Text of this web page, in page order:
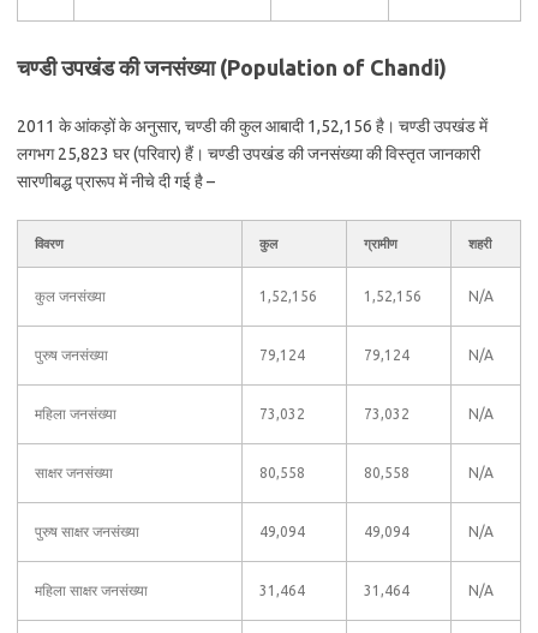
चण्डी उपखंड की जनसंख्या (Population of Chandi)
2011 के आंकड़ों के अनुसार, चण्डी की कुल आबादी 1,52,156 है। चण्डी उपखंड में
लगभग 25,823 घर (परिवार) हैं। चण्डी उपखंड की जनसंख्या की विस्तृत जानकारी
सारणीबद्ध प्रारूप में नीचे दी गई है –
विवरण कुल ग्रामीण शहरी
कुल जनसंख्या 1,52,156 1,52,156 N/A
पुरुष जनसंख्या 79,124 79,124 N/A
महिला जनसंख्या 73,032 73,032 N/A
साक्षर जनसंख्या 80,558 80,558 N/A
पुरुष साक्षर जनसंख्या 49,094 49,094 N/A
महिला साक्षर जनसंख्या 31,464 31,464 N/A